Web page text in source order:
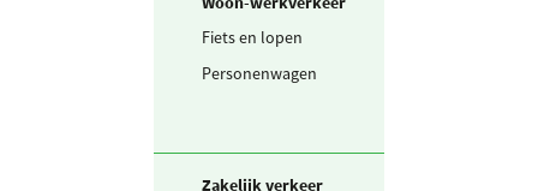
Fiets en lopen
Personenwagen
Zakelijk verkeer